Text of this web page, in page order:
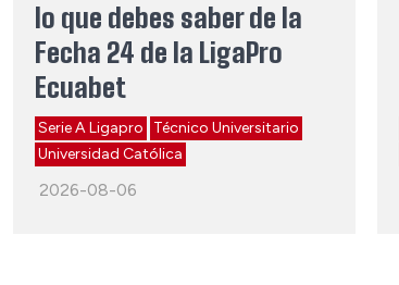
lo que debes saber de la
Fecha 24 de la LigaPro
Ecuabet
Serie A Ligapro
Técnico Universitario
Universidad Católica
2026-08-06